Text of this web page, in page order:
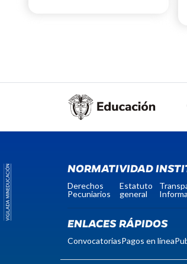
NORMATIVIDAD
Derechos
Pecuniarios
Estatuto
general
ENLACES RÁPIDOS
ConvocatoriasPagos en línea